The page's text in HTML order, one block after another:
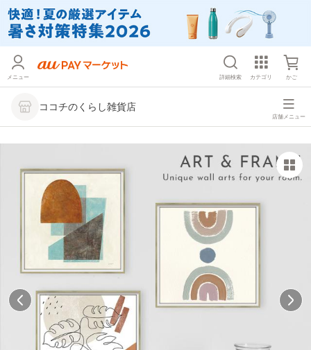
メニュー 詳細検索 カテゴリ かご
ココチのくらし雑貨店
店舗メニュー